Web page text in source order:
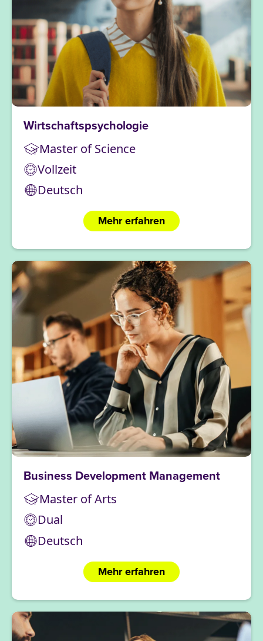
Wirtschaftspsychologie
Master of Science
Vollzeit
Deutsch
Mehr erfahren
Business Development Management
Master of Arts
Dual
Deutsch
Mehr erfahren